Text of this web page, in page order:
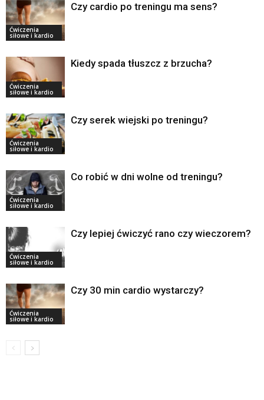
Ćwiczenia
siłowe i kardio
Czy cardio po treningu ma sens?
Ćwiczenia
siłowe i kardio
Kiedy spada tłuszcz z brzucha?
Ćwiczenia
siłowe i kardio
Czy serek wiejski po treningu?
Ćwiczenia
siłowe i kardio
Co robić w dni wolne od treningu?
Ćwiczenia
siłowe i kardio
Czy lepiej ćwiczyć rano czy wieczorem?
Ćwiczenia
siłowe i kardio
Czy 30 min cardio wystarczy?